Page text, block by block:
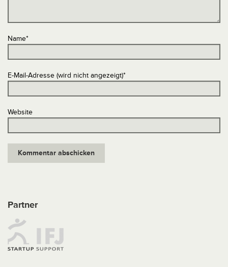
Name*
E-Mail-Adresse (wird nicht angezeigt)*
Website
Partner